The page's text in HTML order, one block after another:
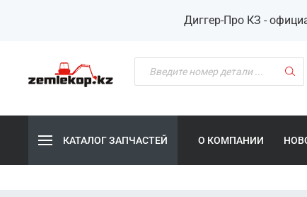
Диггер-Про КЗ -
КАТАЛОГ ЗАПЧАСТЕЙ О КОМПАНИИ